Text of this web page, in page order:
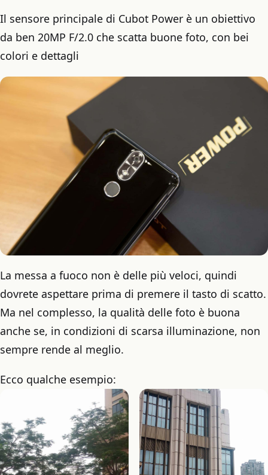
Il sensore principale di Cubot Power è un obiettivo
da ben 20MP F/2.0 che scatta buone foto, con bei
colori e dettagli
La messa a fuoco non è delle più veloci, quindi
dovrete aspettare prima di premere il tasto di scatto.
Ma nel complesso, la qualità delle foto è buona
anche se, in condizioni di scarsa illuminazione, non
sempre rende al meglio.
Ecco qualche esempio: